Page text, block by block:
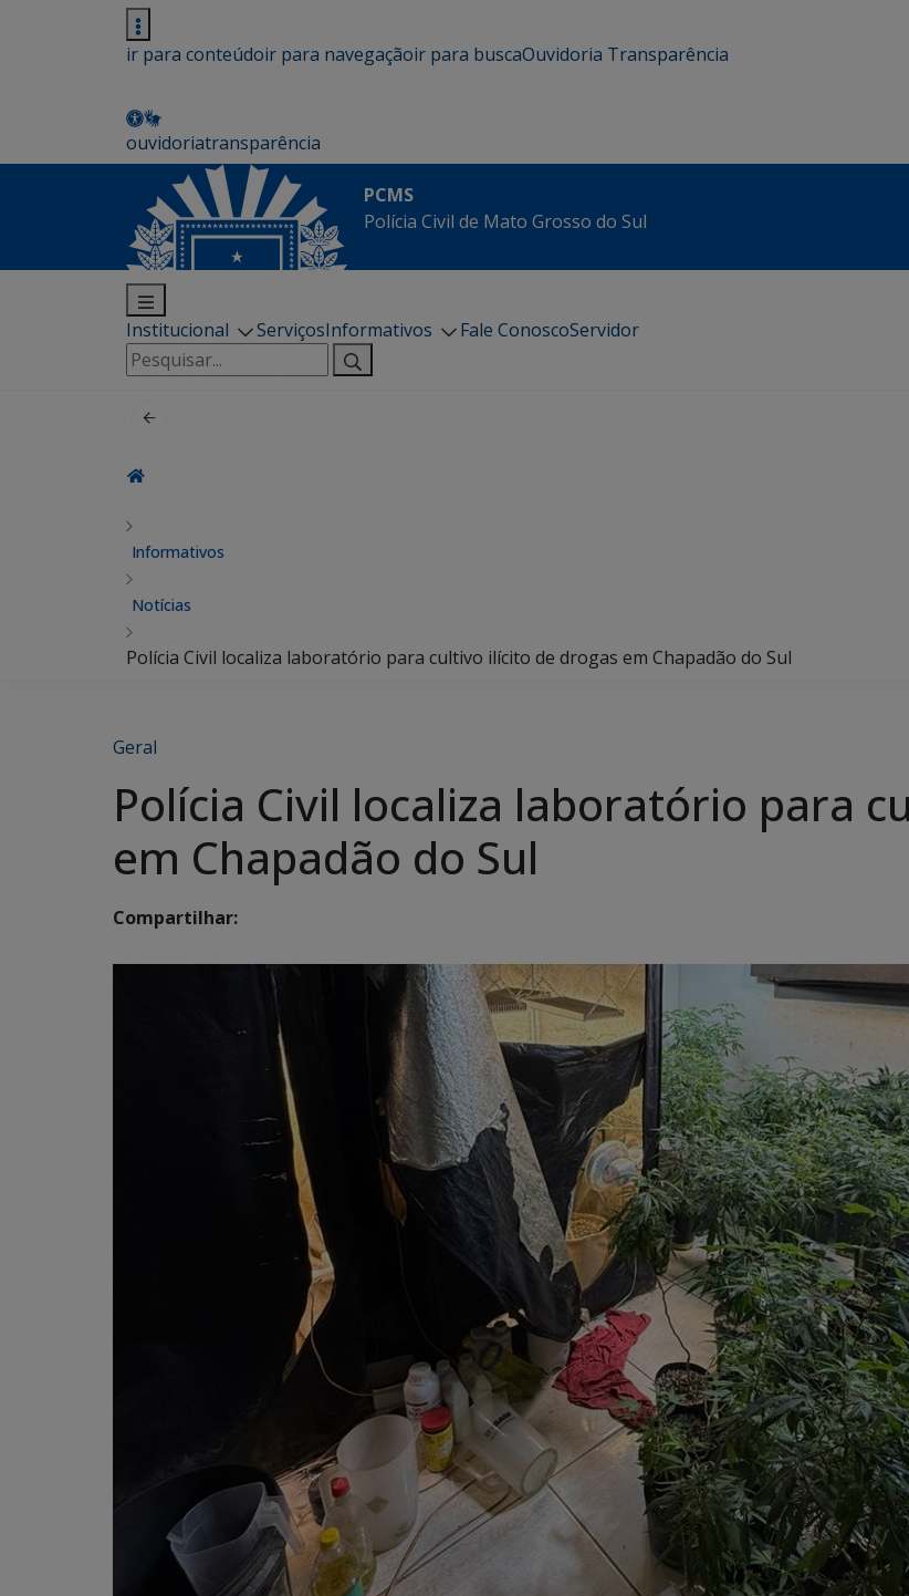
ir para conteúdoir para navegaçãoir para buscaOuvidoria Transparência
ouvidoriatransparência
PCMS
Polícia Civil de Mato Grosso do Sul
Institucional ServiçosInformativos Fale ConoscoServidor
Pesquisar
por:
Informativos
Notícias
Polícia Civil localiza laboratório para cultivo ilícito de drogas em Chapadão do Sul
Geral
Polícia Civil localiza laboratório para
em Chapadão do Sul
Compartilhar: